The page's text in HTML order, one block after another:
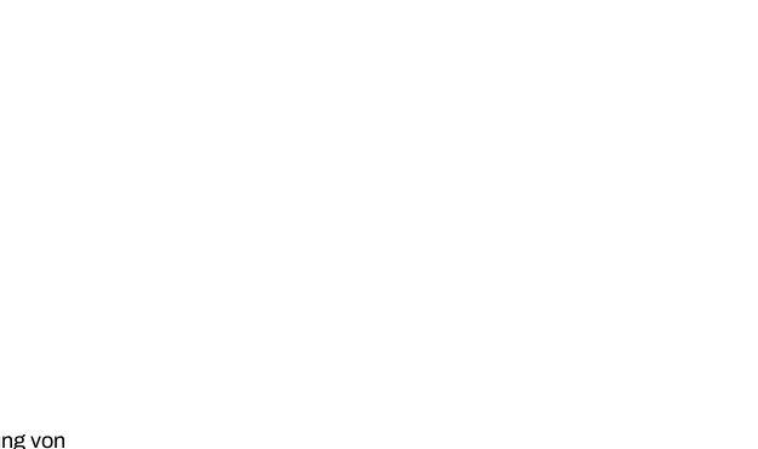
von